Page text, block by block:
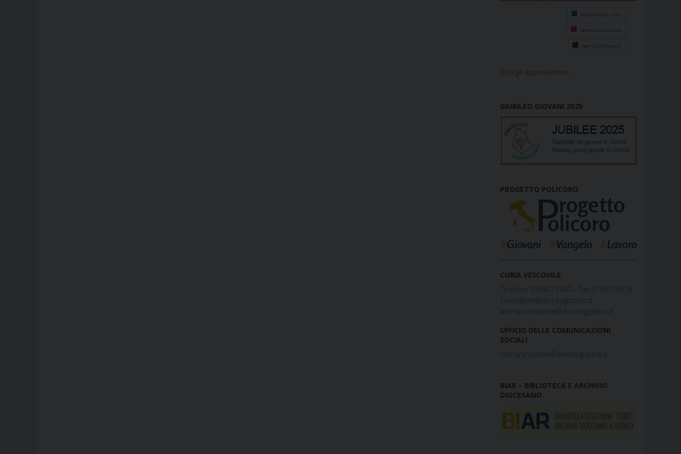
Agenda degli uffici
Agenda del vescovo
Agenda diocesana
tutti gli appuntamenti...
GIUBILEO GIOVANI 2025
PROGETTO POLICORO
CURIA VESCOVILE
Telefono 0759273980 – Fax 0759276316
cancelliere@diocesigubbio.it
amministrazione@diocesigubbio.it
UFFICIO DELLE COMUNICAZIONI
SOCIALI
comunicazione@diocesigubbio.it
BIAR – BIBLIOTECA E ARCHIVIO
DIOCESANO